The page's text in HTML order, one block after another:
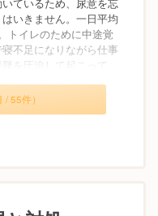
いきません。一日平均
トイレのために中途覚
不足になりながら仕事
を圧迫して起こって...
55件）